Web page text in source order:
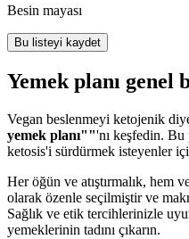
Besin mayası
Bu listeyi kaydet
Yemek planı genel
Vegan beslenmeyi ketojenik
yemek planı""'nı keşfedin. Bu
ketosis'i sürdürmek isteyenler
Her öğün ve atıştırmalık, hem
olarak özenle seçilmiştir ve
Sağlık ve etik tercihlerinizle
yemeklerinin tadını çıkarın.